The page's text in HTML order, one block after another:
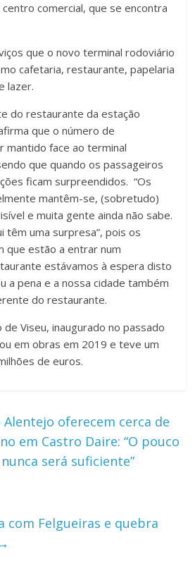
comercial, que se encontra
que o novo terminal rodoviário
cafetaria, restaurante, papelaria
lazer.
do restaurante da estação
que o número de
mantido face ao terminal
que quando os passageiros
ficam surpreendidos. “Os
mantêm-se, (sobretudo)
e muita gente ainda não sabe.
têm uma surpresa”, pois os
que estão a entrar num
estávamos à espera disto
a pena e a nossa cidade também
do restaurante.
Viseu, inaugurado no passado
em obras em 2019 e teve um
de euros.
oferecem cerca de
em Castro Daire: “O pouco
será suficiente”
com Felgueiras e quebra